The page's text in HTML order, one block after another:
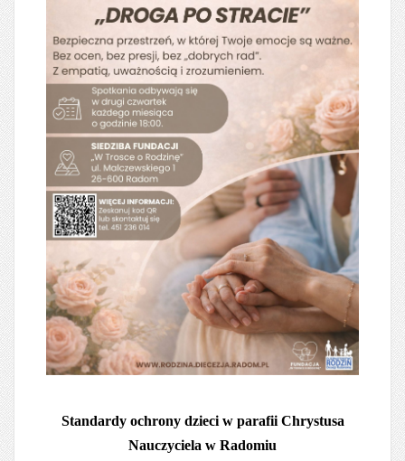
Standardy ochrony dzieci w parafii Chrystusa
Nauczyciela w Radomiu